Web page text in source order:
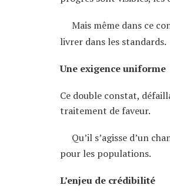
Mais même dans ce
livrer dans les standards.
Une exigence uniforme
Ce double constat,
traitement de faveur.
Qu’il s’agisse d’un
pour les populations.
L’enjeu de crédibilité